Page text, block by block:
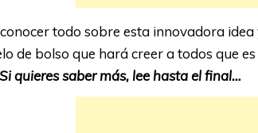
todo sobre esta innovadora
de bolso que hará creer a todos que
Si quieres saber más, lee hasta el final…